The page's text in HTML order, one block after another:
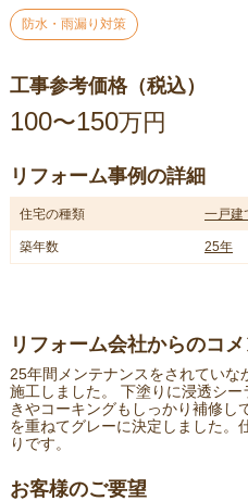
防水・雨漏り対策
工事参考価格（税込）
100〜150万円
リフォーム事例の詳細
住宅の種類 一戸建
築年数 25年
リフォーム会社からのコメ
25年間メンテナンスをされてい
施工しました。 下塗りに浸透シ
きやコーキングもしっかり補修し
を重ねてグレーに決定しました。
りです。
お客様のご要望